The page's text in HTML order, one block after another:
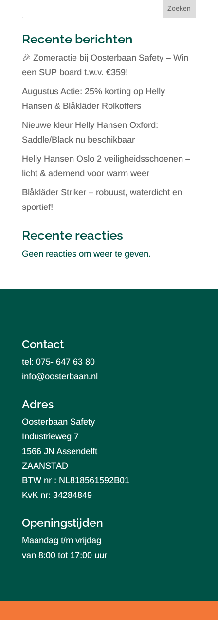
Zoeken
Recente berichten
🎉 Zomeractie bij Oosterbaan Safety – Win
een SUP board t.w.v. €359!
Augustus Actie: 25% korting op Helly
Hansen & Blåkläder Rolkoffers
Nieuwe kleur Helly Hansen Oxford:
Saddle/Black nu beschikbaar
Helly Hansen Oslo 2 veiligheidsschoenen –
licht & ademend voor warm weer
Blåkläder Striker – robuust, waterdicht en
sportief!
Recente reacties
Geen reacties om weer te geven.
Contact
tel: 075- 647 63 80
info@oosterbaan.nl
Adres
Oosterbaan Safety
Industrieweg 7
1566 JN Assendelft
ZAANSTAD
BTW nr : NL818561592B01
KvK nr: 34284849
Openingstijden
Maandag t/m vrijdag
van 8:00 tot 17:00 uur